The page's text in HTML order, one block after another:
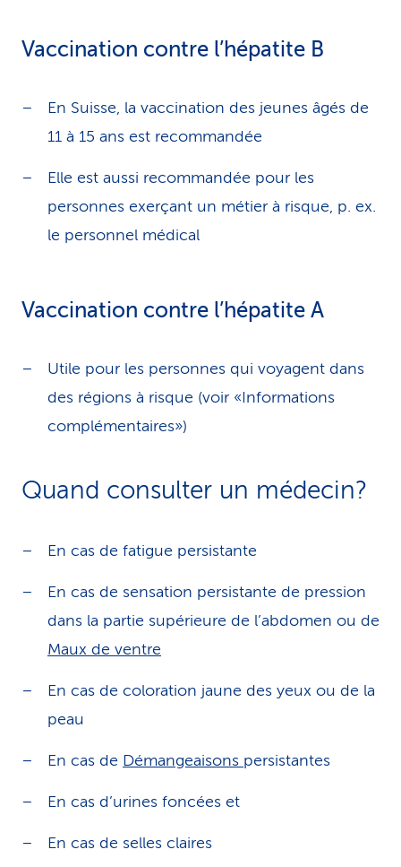
Vaccination contre l’hépatite B
En Suisse, la vaccination des jeunes âgés de
11 à 15 ans est recommandée
Elle est aussi recommandée pour les
personnes exerçant un métier à risque, p. ex.
le personnel médical
Vaccination contre l’hépatite A
Utile pour les personnes qui voyagent dans
des régions à risque (voir «Informations
complémentaires»)
Quand consulter un médecin?
En cas de fatigue persistante
En cas de sensation persistante de pression
dans la partie supérieure de l’abdomen ou de
Maux de ventre
En cas de coloration jaune des yeux ou de la
peau
En cas de Démangeaisons persistantes
En cas d’urines foncées et
En cas de selles claires